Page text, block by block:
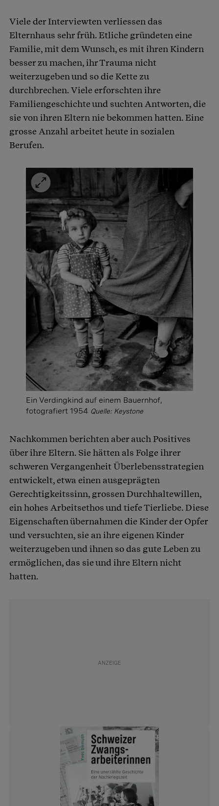
Viele der Interviewten verliessen das
Elternhaus sehr früh. Etliche gründeten eine
Familie, mit dem Wunsch, es mit ihren Kindern
besser zu machen, ihr Trauma nicht
weiterzugeben und so die Kette zu
durchbrechen. Viele erforschten ihre
Familiengeschichte und suchten Antworten, die
sie von ihren Eltern nie bekommen hatten. Eine
grosse Anzahl arbeitet heute in sozialen
Berufen.
Ein Verdingkind auf einem Bauernhof,
fotografiert 1954 Quelle: Keystone
Nachkommen berichten aber auch Positives
über ihre Eltern. Sie hätten als Folge ihrer
schweren Vergangenheit Überlebensstrategien
entwickelt, etwa einen ausgeprägten
Gerechtigkeitssinn, grossen Durchhaltewillen,
ein hohes Arbeitsethos und tiefe Tierliebe. Diese
Eigenschaften übernahmen die Kinder der Opfer
und versuchten, sie an ihre eigenen Kinder
weiterzugeben und ihnen so das gute Leben zu
ermöglichen, das sie und ihre Eltern nicht
hatten.